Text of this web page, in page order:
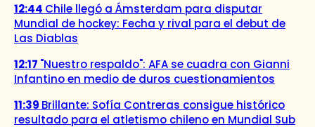
12:44 Chile llegó a Ámsterdam para disputar
Mundial de hockey: Fecha y rival para el debut de
Las Diablas
12:17 "Nuestro respaldo": AFA se cuadra con Gianni
Infantino en medio de duros cuestionamientos
11:39 Brillante: Sofía Contreras consigue histórico
resultado para el atletismo chileno en Mundial Sub